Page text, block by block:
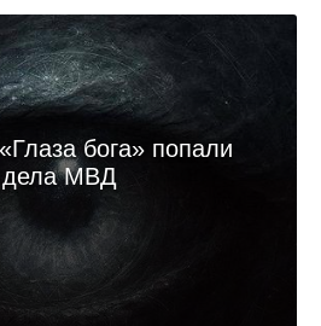
бога» попали
дела МВД